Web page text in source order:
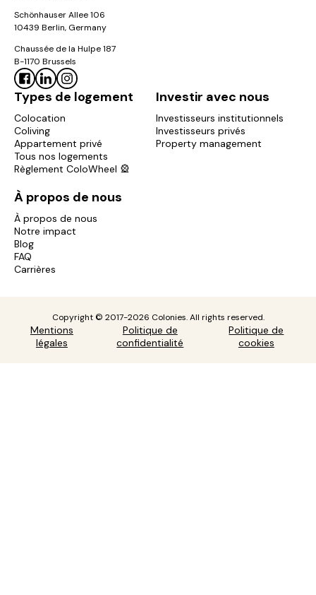
Schönhauser Allee 106
10439 Berlin, Germany
Chaussée de la Hulpe 187
B-1170 Brussels
Types de logement
Colocation
Coliving
Appartement privé
Tous nos logements
Règlement ColoWheel 🎡
Investir avec nous
Investisseurs institutionnels
Investisseurs privés
Property management
À propos de nous
À propos de nous
Notre impact
Blog
FAQ
Carrières
Copyright © 2017-2026 Colonies. All rights reserved.
Mentions
légales
Politique de
confidentialité
Politique de
cookies